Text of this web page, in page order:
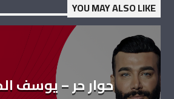
YOU MAY ALSO LIKE
حوار حر – يوسف